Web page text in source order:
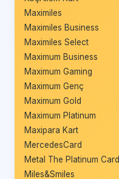
Maximiles
Maximiles Business
Maximiles Select
Maximum Business
Maximum Gaming
Maximum Genç
Maximum Gold
Maximum Platinum
Maxipara Kart
MercedesCard
Metal The Platinum Card
Miles&Smiles